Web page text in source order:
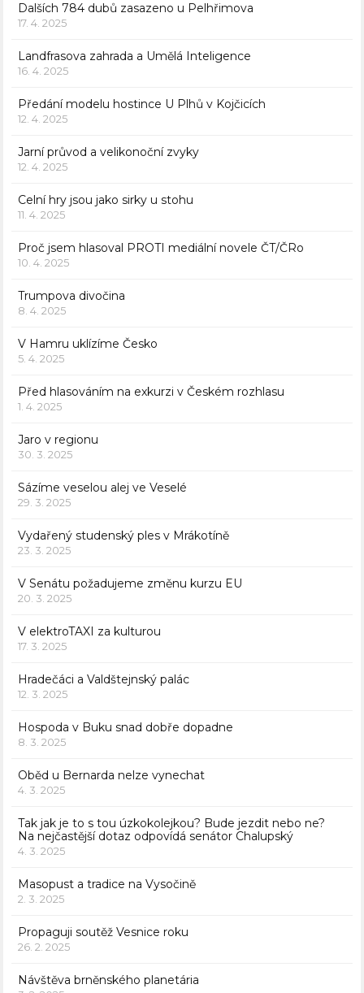
Dalších 784 dubů zasazeno u Pelhřimova
17. 4. 2025
Landfrasova zahrada a Umělá Inteligence
16. 4. 2025
Předání modelu hostince U Plhů v Kojčicích
12. 4. 2025
Jarní průvod a velikonoční zvyky
12. 4. 2025
Celní hry jsou jako sirky u stohu
11. 4. 2025
Proč jsem hlasoval PROTI mediální novele ČT/ČRo
10. 4. 2025
Trumpova divočina
8. 4. 2025
V Hamru uklízíme Česko
5. 4. 2025
Před hlasováním na exkurzi v Českém rozhlasu
1. 4. 2025
Jaro v regionu
30. 3. 2025
Sázíme veselou alej ve Veselé
29. 3. 2025
Vydařený studenský ples v Mrákotíně
23. 3. 2025
V Senátu požadujeme změnu kurzu EU
20. 3. 2025
V elektroTAXI za kulturou
17. 3. 2025
Hradečáci a Valdštejnský palác
12. 3. 2025
Hospoda v Buku snad dobře dopadne
8. 3. 2025
Oběd u Bernarda nelze vynechat
4. 3. 2025
Tak jak je to s tou úzkokolejkou? Bude jezdit nebo ne?
Na nejčastější dotaz odpovídá senátor Chalupský
4. 3. 2025
Masopust a tradice na Vysočině
2. 3. 2025
Propaguji soutěž Vesnice roku
26. 2. 2025
Návštěva brněnského planetária